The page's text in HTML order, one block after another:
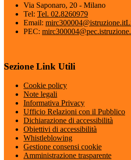
Via Saponaro, 20 - Milano
Tel: Tel. 02.8260979
Email: mirc300004@istruzione.it
PEC:
Sezione Link Utili
Cookie policy
Note legali
Informativa Privacy
Ufficio Relazioni con il Pubblico
Dichiarazione di accessibilità
Obiettivi di accessibilità
Whistleblowing
Gestione consensi cookie
Amministrazione trasparente